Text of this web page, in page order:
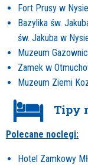
Fort Prusy w Nysie
Bazylika św.
św. Jakuba w
Muzeum
Zamek w
Muzeum Ziemi
Tipy
Polecane noclegi:
Hotel Zamkowy